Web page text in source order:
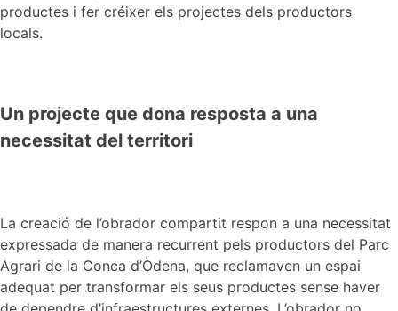
productes i fer créixer els projectes dels productors
locals.
Un projecte que dona resposta a una
necessitat del territori
La creació de l’obrador compartit respon a una necessitat
expressada de manera recurrent pels productors del Parc
Agrari de la Conca d’Òdena, que reclamaven un espai
adequat per transformar els seus productes sense haver